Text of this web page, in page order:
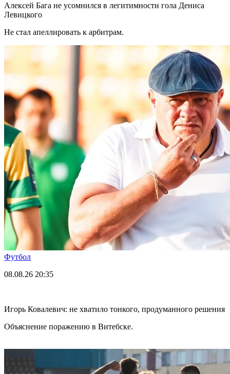
Алексей Бага не усомнился в легитимности гола Дениса
Левицкого
Не стал апеллировать к арбитрам.
Футбол
08.08.26 20:35
Игорь Ковалевич: не хватило тонкого, продуманного решения
Объяснение поражению в Витебске.